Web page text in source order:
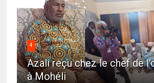
4
Azali reçu chez le chef de
à Mohéli